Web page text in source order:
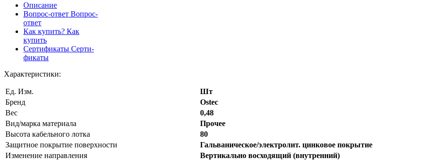
Описание
Вопрос-ответ Вопрос-
ответ
Как купить? Как
купить
Сертификаты Серти-
фикаты
Характеристики:
Ед. Изм.
Шт
Бренд
Ostec
Вес
0,48
Вид/марка материала
Прочее
Высота кабельного лотка
80
Защитное покрытие поверхности
Гальваническое/электролит. цинковое покрытие
Изменение направления
Вертикально восходящий (внутренний)